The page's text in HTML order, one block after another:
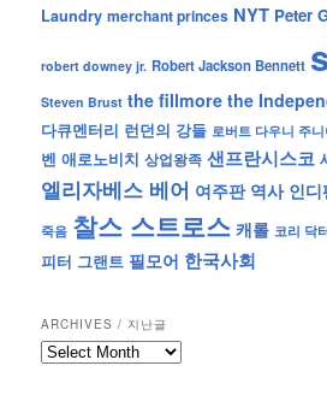
Laundry merchant princes NYT Peter
robert downey jr. Robert Jackson Bennett
Steven Brust the fillmore the
다큐멘터리 런던의 강들 로버트 다우니 주니
벤 애로노비치 상업왕족 샌프란시스코
엘리자베스 베어 여주판 역사 인
죽음 찰스 스트로스 캐롤 코리 닥
피터 그랜트 필모어 한국사회
ARCHIVES / 지난글
archives